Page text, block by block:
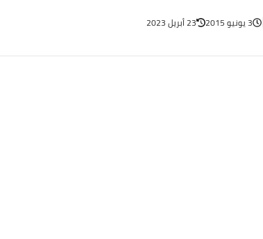
3 يونيو 2015 23 أبريل 2023